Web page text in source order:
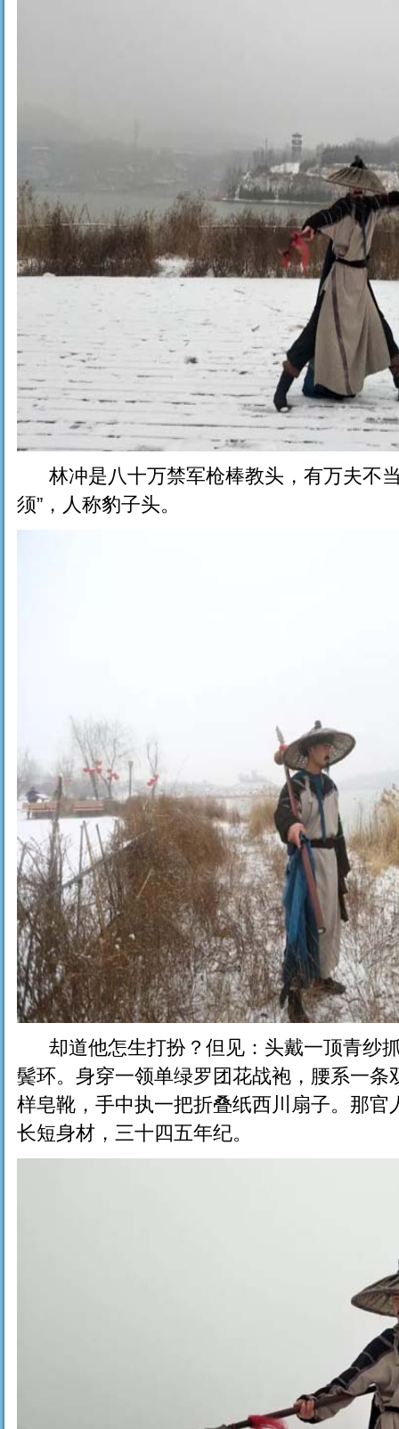
林冲是八十万禁军枪棒教头，有万夫不
须”，人称豹子头。
却道他怎生打扮？但见：头戴一顶青纱
鬓环。身穿一领单绿罗团花战袍，腰系一
样皂靴，手中执一把折叠纸西川扇子。那
长短身材，三十四五年纪。